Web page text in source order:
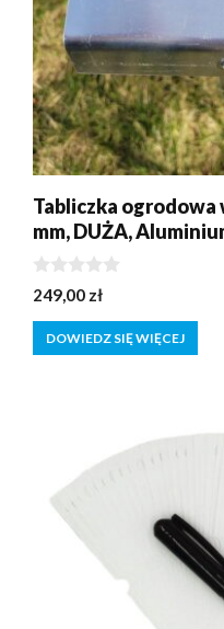
Tabliczka ogrodowa
mm, DUŻA,
0
z
5
249,00 zł
DOWIEDZ SIĘ WIĘCEJ